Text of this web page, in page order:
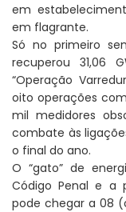
em
em flagrante.
Só no primeiro
recuperou 31,06
“Operação
oito operações
mil medidores
combate às
o final do ano.
O “gato” de
Código Penal e a
pode chegar a 08